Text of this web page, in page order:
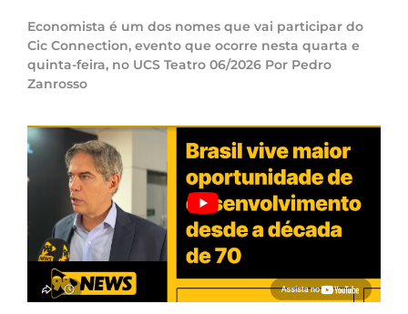
Economista é um dos nomes que vai participar do
Cic Connection, evento que ocorre nesta quarta e
quinta-feira, no UCS Teatro 06/2026 Por Pedro
Zanrosso